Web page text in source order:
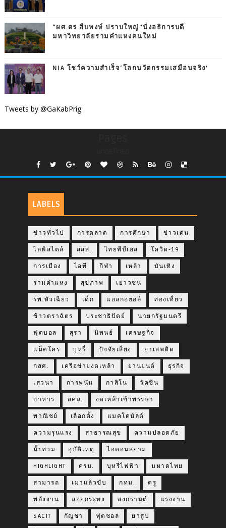
“ผศ.ดร.สืบพงษ์ ปราบใหญ่”นั่งอธิการบดี
มหาวิทยาลัยรามคำแหงคนใหม่
NIA โชว์ความสำเร็จ‘โลกนวัตกรรมเสมือนจริง’
Tweets by @GaKabPrig
LABELS
ข่าวทั่วไป การตลาด การศึกษา ข่าวเด่น
ไลฟ์สไตล์ สสส. ไทยพีบีเอส โควิด-19
การเมือง ไอที กีฬา เหล้า บันเทิง
รามคำแหง สุขภาพ เยาวชน
รพ.หัวเฉียว เด็ก แอลกอฮอล์ ท่องเที่ยว
ข้าวตราฉัตร ประชาธิปัตย์ นายกรัฐมนตรี
ฟุตบอล สุรา นิพนธ์ เศรษฐกิจ
แม็คโคร บุหรี่ ปัจจัยเสี่ยง ยาเสพติด
กสศ. เครือข่ายงดเหล้า ยานยนต์ ธุรกิจ
เสวนา การพนัน กาสิโน วัคซีน
อาหาร สคล. งดเหล้าเข้าพรรษา
พาณิชย์ เลือกตั้ง แมคโดนัลด์
ความรุนแรง สาธารณสุข ความปลอดภัย
น้ำท่วม อุบัติเหตุ ไอคอนสยาม
HIGHLIGHT ครม. บุหรี่ไฟฟ้า มหาดไทย
สามารถ เมาแล้วขับ กทม. ครู
พลังงาน ลอยกระทง สงกรานต์ แรงงาน
SACIT กัญชา ฟุตซอล ยาสูบ